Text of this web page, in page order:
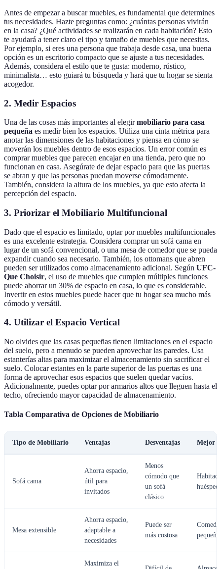
Antes de empezar a buscar muebles, es fundamental que determines
tus necesidades. Hazte preguntas como: ¿cuántas personas vivirán
en la casa? ¿Qué actividades se realizarán en cada habitación? Esto
te ayudará a tener claro el tipo y tamaño de muebles que necesitas.
Por ejemplo, si eres una persona que trabaja desde casa, una buena
opción es un escritorio compacto que se ajuste a tus necesidades.
Además, considera el estilo que te gusta: moderno, rústico,
minimalista… esto guiará tu búsqueda y hará que tu hogar se sienta
acogedor.
2. Medir Espacios
Una de las cosas más importantes al elegirmobiliario para casa
pequeña es medir bien los espacios. Utiliza una cinta métrica para
anotar las dimensiones de las habitaciones y piensa en cómo se
moverán los muebles dentro de esos espacios. Un error común es
comprar muebles que parecen encajar en una tienda, pero que no
funcionan en casa. Asegúrate de dejar espacio para que las puertas
se abran y que las personas puedan moverse cómodamente.
También, considera la altura de los muebles, ya que esto afecta la
percepción del espacio.
3. Priorizar el Mobiliario Multifuncional
Dado que el espacio es limitado, optar por muebles multifuncionales
es una excelente estrategia. Considera comprar un sofá cama en
lugar de un sofá convencional, o una mesa de comedor que se pueda
expandir cuando sea necesario. También, los ottomans que abren
pueden ser utilizados como almacenamiento adicional. Según UFC-
Que Choisir, el uso de muebles que cumplen múltiples funciones
puede ahorrar un 30% de espacio en casa, lo que es considerable.
Invertir en estos muebles puede hacer que tu hogar sea mucho más
cómodo y versátil.
4. Utilizar el Espacio Vertical
No olvides que las casas pequeñas tienen limitaciones en el espacio
del suelo, pero a menudo se pueden aprovechar las paredes. Usa
estanterías altas para maximizar el almacenamiento sin sacrificar el
suelo. Colocar estantes en la parte superior de las puertas es una
forma de aprovechar esos espacios que suelen quedar vacíos.
Adicionalmente, puedes optar por armarios altos que lleguen hasta el
techo, ofreciendo mayor capacidad de almacenamiento.
Tabla Comparativa de Opciones de Mobiliario
Tipo de Mobiliario Ventajas Desventajas Mejor
Sofá cama
Ahorra espacio,
útil para
invitados
Menos
cómodo que
un sofá
clásico
Mesa extensible
Ahorra espacio,
adaptable a
necesidades
Puede ser
más costosa
pequeño
Maximiza el